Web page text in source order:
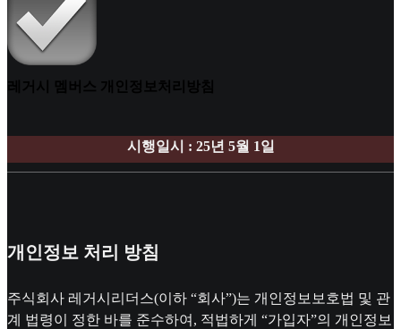
레거시 멤버스 개인정보처리방침
시행일시 : 25년 5월 1일
개인정보 처리 방침
주식회사 레거시리더스(이하 “회사”)는 개인정보보호법 및 관
계 법령이 정한 바를 준수하여, 적법하게 “가입자”의 개인정보